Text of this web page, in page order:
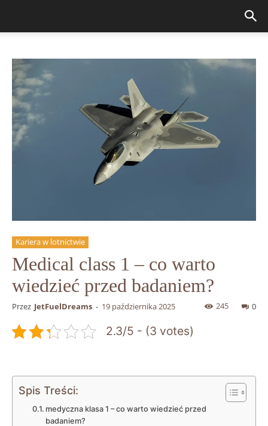
Kariera w lotnictwie
Medical class 1 – co warto
wiedzieć przed badaniem?
Przez JetFuelDreams - 19 października 2025 0
245
2.3/5 - (3 votes)
Spis Treści:
medyczna klasa 1 – co warto wiedzieć przed
badaniem?